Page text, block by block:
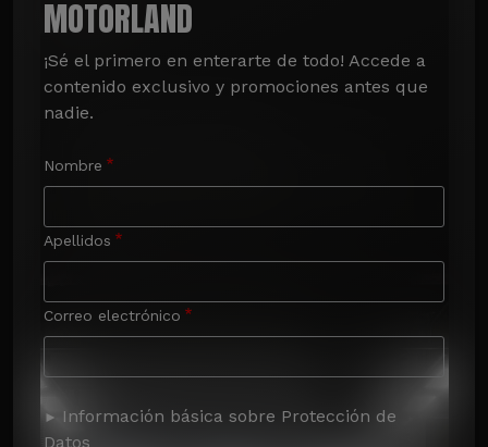
MOTORLAND
¡Sé el primero en enterarte de todo! Accede a
contenido exclusivo y promociones antes que
nadie.
Nombre
Apellidos
Correo electrónico
Información básica sobre Protección de
Datos